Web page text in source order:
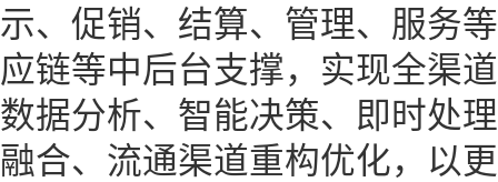
示、促销、结算、管理、服务
应链等中后台支撑，实现全渠
数据分析、智能决策、即时处
融合、流通渠道重构优化，以